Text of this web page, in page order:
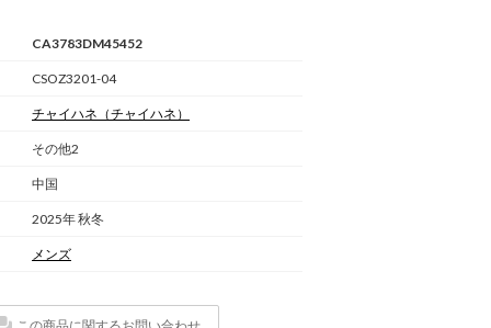
CA3783DM45452
CSOZ3201-04
チャイハネ （チャイハネ）
その他2
中国
2025年 秋冬
メンズ